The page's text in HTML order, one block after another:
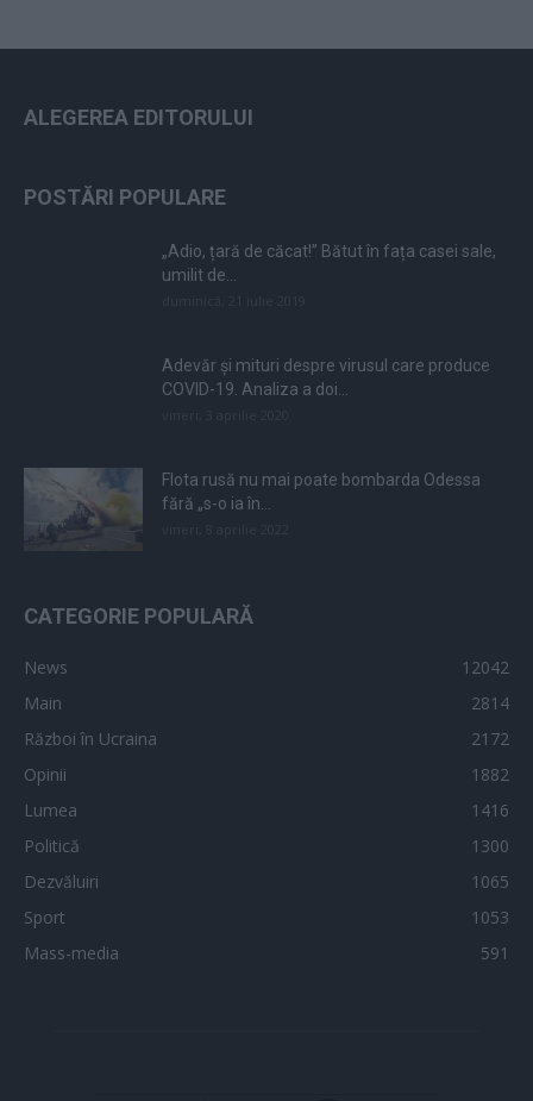
ALEGEREA EDITORULUI
POSTĂRI POPULARE
„Adio, țară de căcat!” Bătut în fața casei sale,
umilit de...
Adevăr și mituri despre virusul care produce
COVID-19. Analiza a doi...
Flota rusă nu mai poate bombarda Odessa
fără „s-o ia în...
CATEGORIE POPULARĂ
News
12042
Main
2814
Război în Ucraina
2172
Opinii
1882
Lumea
1416
Politică
1300
Dezvăluiri
1065
Sport
1053
Mass-media
591